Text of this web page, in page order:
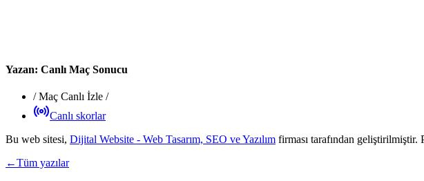
Yazan: Canlı Maç Sonucu
/Maç Canlı İzle /
Canlı skorlar
Bu web sitesi, Dijital Website - Web Tasarım, SEO ve Yazılım firması tarafından geliştirilmiştir.
←Tüm yazılar